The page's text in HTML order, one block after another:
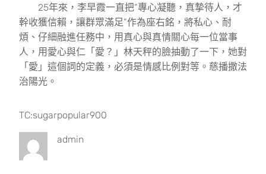
25年來，李早霞一直把“專心凝聽，真摯待人，才
幹收獲信賴，讓群眾滿足”作為座右銘，將私心、耐
煩、仔細融進任務中，用真心與真情關心每一位當事
人，用愛心與仁「愛？」林天秤的臉抽動了一下，她對
「愛」這個詞的定義，必須是情感比例對等。慈播撒法
治陽光。
TC:sugarpopular900
admin